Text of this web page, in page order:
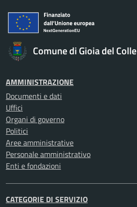
Comune di Gioia del Colle
AMMINISTRAZIONE
Documenti e dati
Uffici
Organi di governo
Politici
Aree amministrative
Personale amministrativo
Enti e fondazioni
CATEGORIE DI SERVIZIO